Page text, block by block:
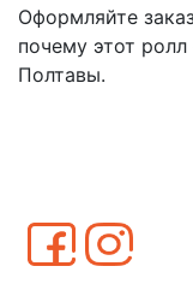
Оформляйте
почему этот
Полтавы.